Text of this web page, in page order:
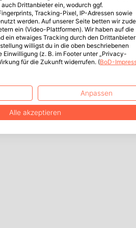
Drittanbieter ein, wodurch ggf.
Tracking-Pixel, IP-Adressen sowie
werden. Auf unserer Seite betten wir
ein (Video-Plattformen). Wir haben auf die
ein etwaiges Tracking durch den Drittanbieter
willigst du in die oben beschriebenen
Einwilligung (z. B. im Footer unter „Privacy-
für die Zukunft widerrufen. (BoD-
Anpassen
Alle akzeptieren